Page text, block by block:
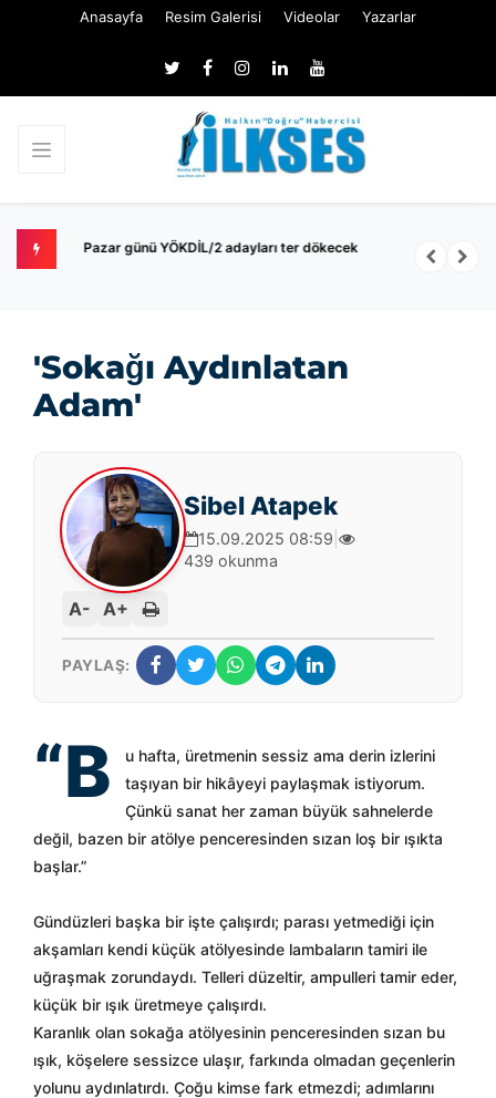
Anasayfa Resim Galerisi Videolar Yazarlar
Pazar günü YÖKDİL/2 adayları ter dökecek
'Sokağı Aydınlatan
Adam'
Sibel Atapek
15.09.2025 08:59
439 okunma
A- A+
PAYLAŞ:
“B
u hafta, üretmenin sessiz ama derin izlerini
taşıyan bir hikâyeyi paylaşmak istiyorum.
Çünkü sanat her zaman büyük sahnelerde
değil, bazen bir atölye penceresinden sızan loş bir ışıkta
başlar.”
Gündüzleri başka bir işte çalışırdı; parası yetmediği için
akşamları kendi küçük atölyesinde lambaların tamiri ile
uğraşmak zorundaydı. Telleri düzeltir, ampulleri tamir eder,
küçük bir ışık üretmeye çalışırdı.
Karanlık olan sokağa atölyesinin penceresinden sızan bu
ışık, köşelere sessizce ulaşır, farkında olmadan geçenlerin
yolunu aydınlatırdı. Çoğu kimse fark etmezdi; adımlarını